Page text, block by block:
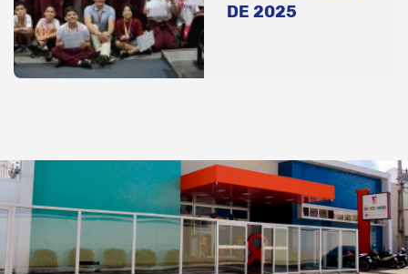
DE 2025